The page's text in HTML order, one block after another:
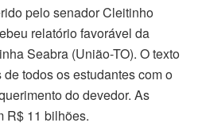
pelo senador Cleitinho
relatório favorável da
Seabra (União-TO). O texto
todos os estudantes com o
do devedor. As
R$ 11 bilhões.